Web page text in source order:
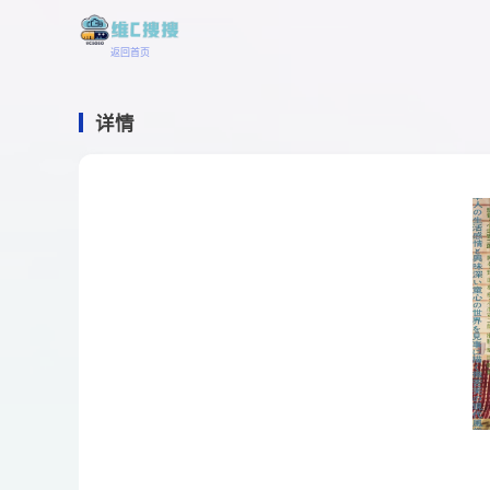
返回首页
详情